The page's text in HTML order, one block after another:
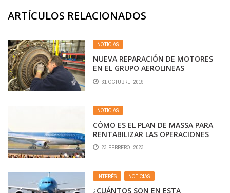
ARTÍCULOS RELACIONADOS
NOTICIAS
NUEVA REPARACIÓN DE MOTORES
EN EL GRUPO AEROLINEAS
ARG/AUSTRAL. LAS TURBINAS POR
DENTRO.
31 OCTUBRE, 2019
NOTICIAS
CÓMO ES EL PLAN DE MASSA PARA
RENTABILIZAR LAS OPERACIONES
DE AEROLÍNEAS ARGENTINAS
23 FEBRERO, 2023
INTERÉS , NOTICIAS
¿CUÁNTOS SON EN ESTA